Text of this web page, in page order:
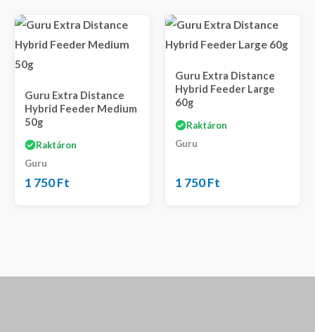
Guru Extra Distance
Hybrid Feeder Medium
50g
Raktáron
Guru
1 750Ft
Guru Extra Distance
Hybrid Feeder Large
60g
Raktáron
Guru
1 750Ft